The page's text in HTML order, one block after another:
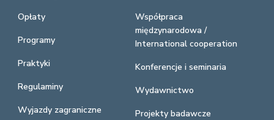
Opłaty
Programy
Praktyki
Regulaminy
Wyjazdy zagraniczne
Współpraca
międzynarodowa /
International cooperation
Konferencje i seminaria
Wydawnictwo
Projekty badawcze